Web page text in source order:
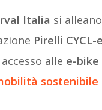
Italia si
Pirelli CYCL-
alle e-bike
sostenibile